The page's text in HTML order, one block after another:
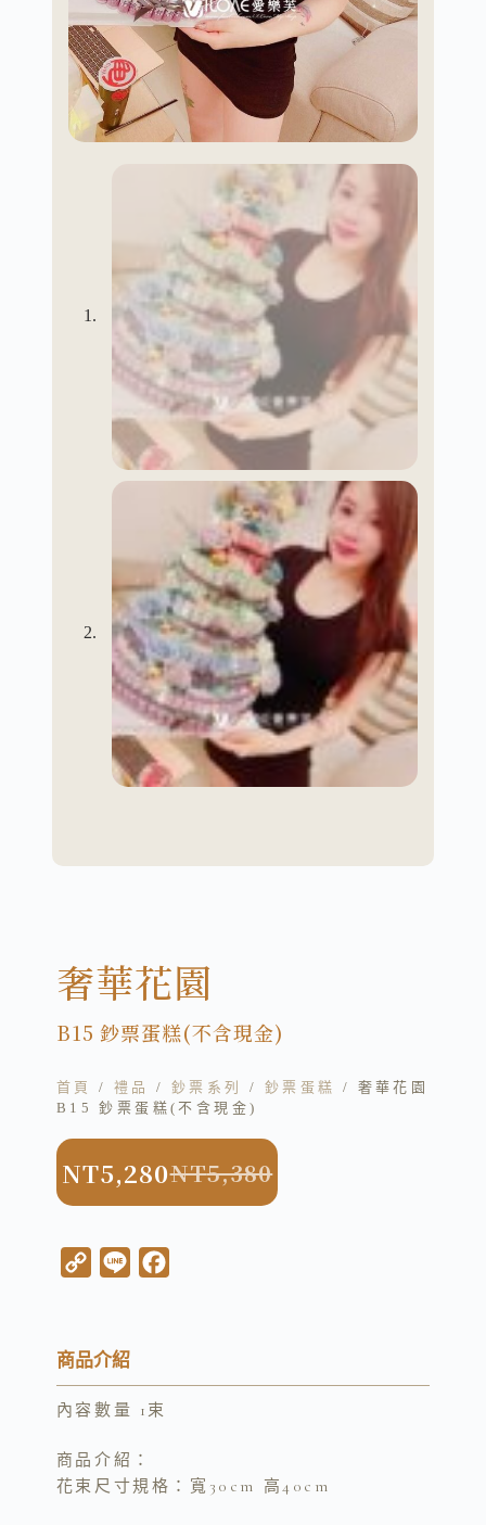
奢華花園
B15 鈔票蛋糕(不含現金)
首頁 / 禮品 / 鈔票系列 / 鈔票蛋糕
/ 奢華花園
B15 鈔票蛋糕(不含現金)
NT5,380
NT5,280
y
L
i
k
e
b
商品介紹
內容數量 1束
商品介紹：
花束尺寸規格：寬30cm 高40cm